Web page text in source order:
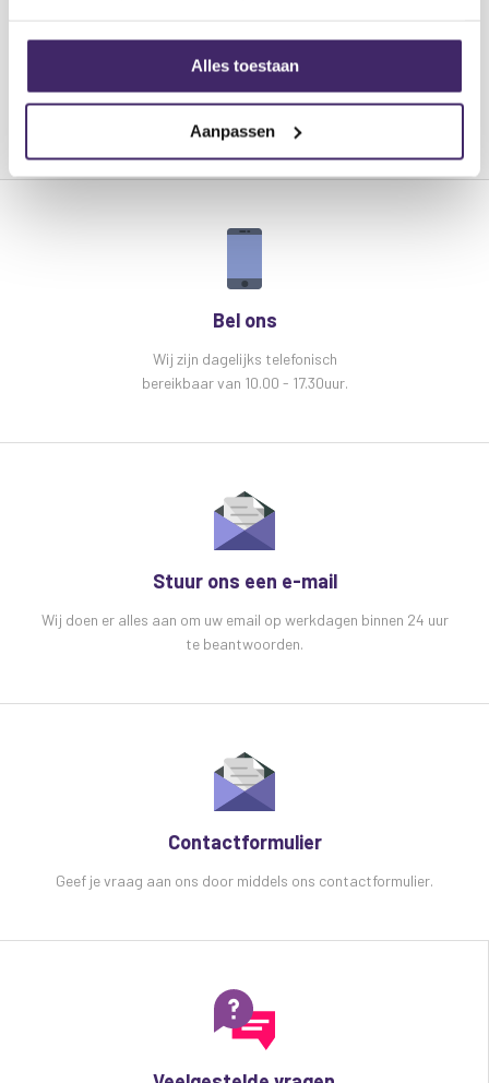
Alles toestaan
Aanpassen
1x Rookmachine 400W
1x 5 liter rookvloeistof
Met een vermogen van 400W en een ultrasnelle
vloeistofniveau-indicator om u te waarschuwen
wanneer het bijna leeg is. De rookmachine is te
afstandsbediening.
Kenmerken - 400 Watt Rookmachine
Opwarmtijd: 3-4 min
Rookprojectie: 3,5m
Tankinhoud: 0,3 liter
Montagebeugel
Spanning 230-250V 50/60Hz
Productafmetingen (mm): 277 x 112 x 152 mm.
Netto gewicht: 2,2 kg
Bel ons
Wij zijn dagelijks telefonisch
bereikbaar van 10.00 - 17.30uur.
Stuur ons een e-mail
Wij doen er alles aan om uw email op werkdagen binnen 24 uur
te beantwoorden.
Contactformulier
Geef je vraag aan ons door middels ons contactformulier.